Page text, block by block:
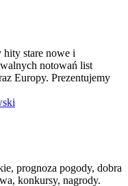
stare nowe i
notowań list
Europy. Prezentujemy
prognoza pogody, dobra
konkursy, nagrody.